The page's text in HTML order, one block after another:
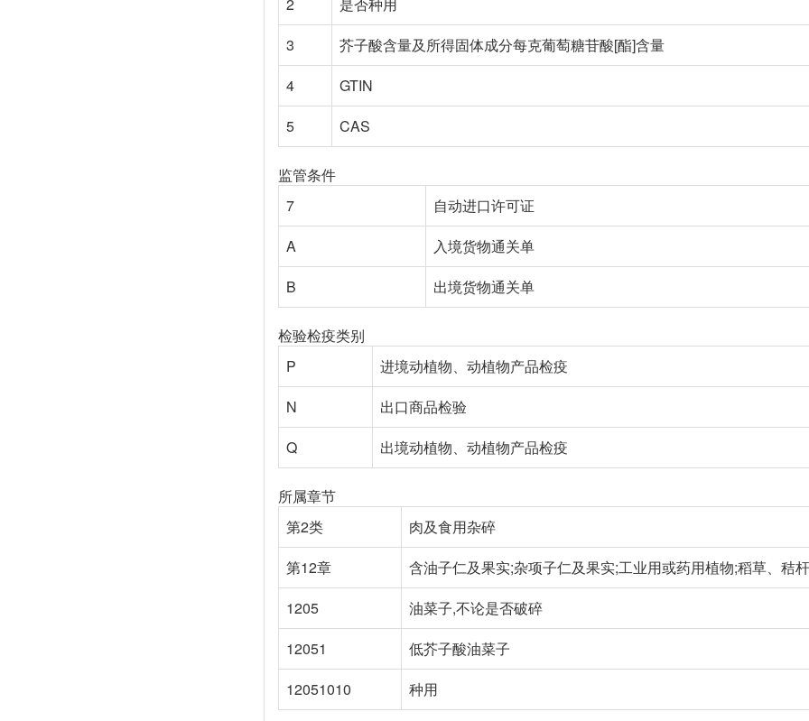
3
芥子酸含量及所得固体成分每克葡萄糖苷酸[酯]含量
4
GTIN
5
CAS
监管条件
7
自动进口许可证
A
入境货物通关单
B
出境货物通关单
检验检疫类别
P
进境动植物、动植物产品检疫
N
出口商品检验
Q
出境动植物、动植物产品检疫
所属章节
第2类
肉及食用杂碎
第12章
含油子仁及果实;杂项子仁及果实;工业用或药用植物;稻草、秸
1205
油菜子,不论是否破碎
12051
低芥子酸油菜子
12051010
种用